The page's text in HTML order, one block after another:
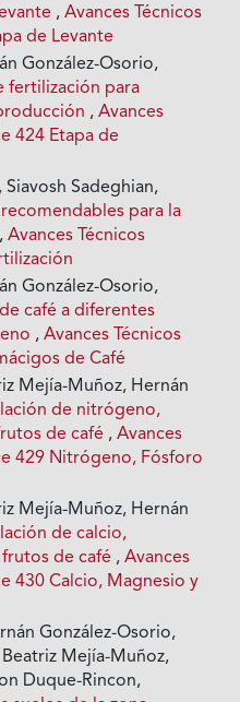
,Avances Técnicos
de Levante
González-Osorio,
fertilización para
,Avances
424 Etapa de
Sadeghian,
recomendables para la
,Avances Técnicos
González-Osorio,
café a diferentes
,Avances Técnicos
de Café
Mejía-Muñoz, Hernán
de nitrógeno,
de café ,Avances
429 Nitrógeno, Fósforo
Mejía-Muñoz, Hernán
de calcio,
de café ,Avances
430 Calcio, Magnesio y
González-Osorio,
Mejía-Muñoz,
Duque-Rincon,